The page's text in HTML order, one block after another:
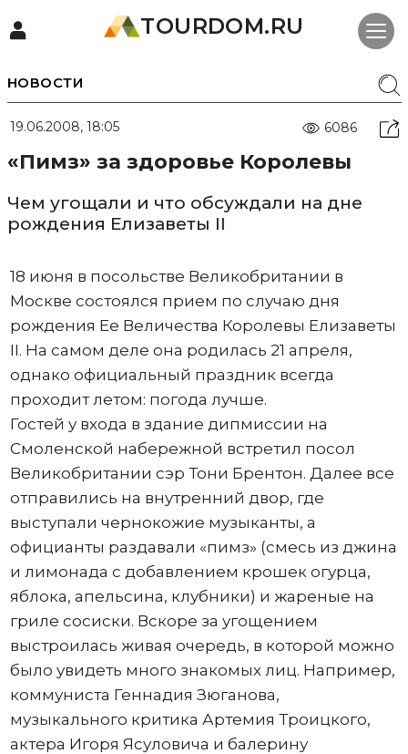
TOURDOM.RU
НОВОСТИ
19.06.2008, 18:05 6086
«Пимз» за здоровье Королевы
Чем угощали и что обсуждали на дне
рождения Елизаветы II
18 июня в посольстве Великобритании в
Москве состоялся прием по случаю дня
рождения Ее Величества Королевы Елизаветы
II. На самом деле она родилась 21 апреля,
однако официальный праздник всегда
проходит летом: погода лучше.
Гостей у входа в здание дипмиссии на
Смоленской набережной встретил посол
Великобритании сэр Тони Брентон. Далее все
отправились на внутренний двор, где
выступали чернокожие музыканты, а
официанты раздавали «пимз» (смесь из джина
и лимонада с добавлением крошек огурца,
яблока, апельсина, клубники) и жареные на
гриле сосиски. Вскоре за угощением
выстроилась живая очередь, в которой можно
было увидеть много знакомых лиц. Например,
коммуниста Геннадия Зюганова,
музыкального критика Артемия Троицкого,
актера Игоря Ясуловича и балерину